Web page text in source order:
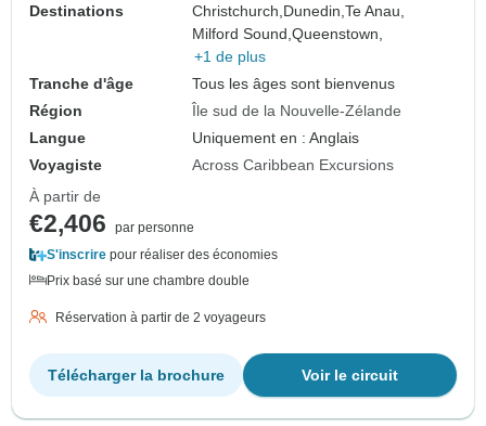
Destinations
Christchurch, Dunedin,Te Anau,
Milford Sound,Queenstown,
+1 de plus
Tranche d'âge
Tous les âges sont bienvenus
Région
Île sud de la Nouvelle-Zélande
Langue
Uniquement en : Anglais
Voyagiste
Across Caribbean Excursions
À partir de
€2,406
par personne
S'inscrire pour réaliser des économies
Prix basé sur une chambre double
Réservation à partir de 2 voyageurs
Voir le circuit
Télécharger la brochure